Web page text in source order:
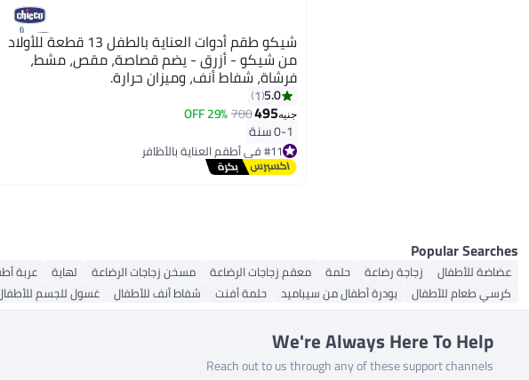
شيكو طقم أدوات العناية بالطفل 13 قطعة للأولاد
من شيكو - أزرق - يضم قصاصة، مقص، مشط،
فرشاة، شفاط أنف، وميزان حرارة.
5.0
1
جنيه495
700
29% OFF
0-1 سنة
#11 في أطقم العناية بالأظافر
توصيل مجاني
#11 في أطقم العناية بالأظافر
Popular Searches
عضاضة للأطفال زجاجة رضاعة حلمة معقم زجاجات الرضاعة مسخن زجاجات الرضاعة لهاية عربة
كرسي طعام للأطفال
بودرة أطفال من سيباميد حلمة أفنت شفاط أنف للأطفال غسول للجسم
We're Always Here To Help
Reach out to us through any of these support channels